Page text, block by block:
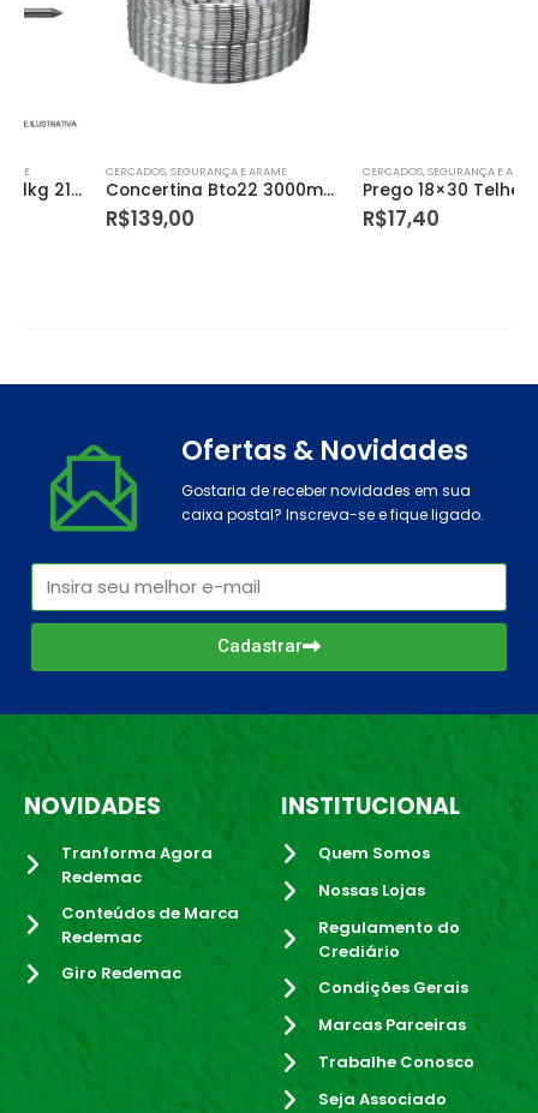
CERCADOS, SEGURANÇA E ARAME
Concertina Bto22 3000mm X 08m Morlan
139,00
CERCADOS, SEGURANÇA E ARAME
Prego 18×30 Telheiro 500gr
Ofertas & Novidades
Gostaria de receber novidades em sua
caixa postal? Inscreva-se e fique ligado.
Cadastrar
NOVIDADES
Tranforma Agora
Redemac
Conteúdos de Marca
Redemac
Giro Redemac
INSTITUCIONAL
Quem Somos
Nossas Lojas
Regulamento do
Crediário
Condições Gerais
Marcas Parceiras
Trabalhe Conosco
Seja Associado